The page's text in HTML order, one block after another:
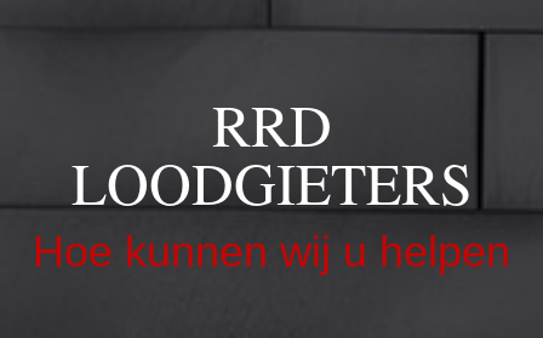
RRD
LOODGIETERS
Hoe kunnen wij u helpen